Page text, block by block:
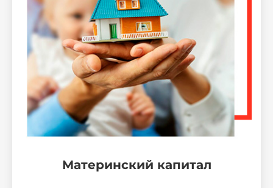
Материнский капитал